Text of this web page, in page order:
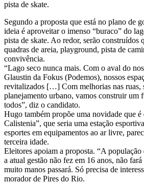
pista de skate.
Segundo a proposta que está no plano de
ideia é aproveitar o imenso “buraco” do
pista de skate. Ao redor, serão construídos
quadras de areia, playground, pista de
convivência.
“Lago seco nunca mais. Com o aval do
Glaustin da Fokus (Podemos), nossos
revitalizados […] Com melhorias nas ruas,
planejamento urbano, vamos construir um
todos”, diz o candidato.
Hugo também propõe uma novidade que é
Calistenia”, que seria uma estação
esportes em equipamentos ao ar livre,
terceira idade.
Eleitores apoiam a proposta. “A população
a atual gestão não fez em 16 anos, não
muito manos passará. Só precisa de
morador de Pires do Rio.